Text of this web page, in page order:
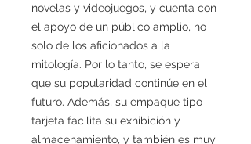
novelas y videojuegos, y cuenta con
el apoyo de un público amplio, no
solo de los aficionados a la
mitología. Por lo tanto, se espera
que su popularidad continúe en el
futuro. Además, su empaque tipo
tarjeta facilita su exhibición y
almacenamiento, y también es muy